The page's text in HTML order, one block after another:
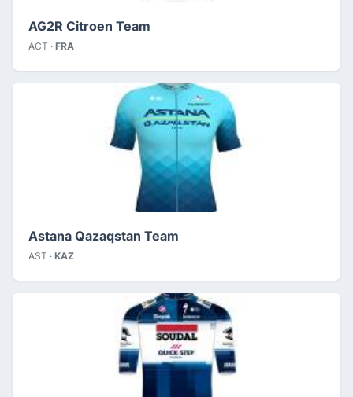
AG2R Citroen Team
ACT · FRA
Astana Qazaqstan Team
AST · KAZ